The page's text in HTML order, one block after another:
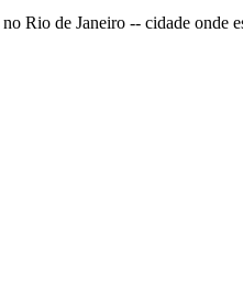
Rio de Janeiro -- cidade